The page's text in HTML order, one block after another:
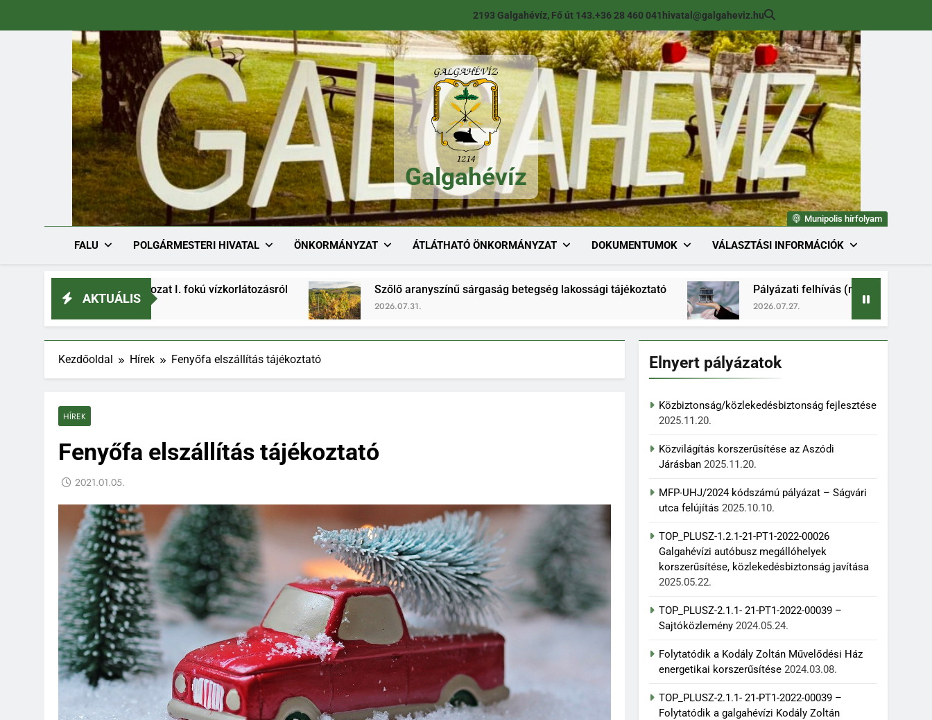
2193 Galgahévíz, Fő út 143.+36 28 460 041 hivatal@galgaheviz.hu
Galgahévíz
Galgahévíz
Munipolis hírfolyam
FALU POLGÁRMESTERI HIVATAL ÖNKORMÁNYZAT ÁTLÁTHATÓ ÖNKORMÁNYZAT DOKUMENTUMOK VÁLASZTÁSI INFORMÁCIÓK
AKTUÁLIS
1/2026. határozat I. fokú vízkorlátozásról Szőlő aranyszínű sárgaság betegség lakossági tájékoztató
2026.07.31.
Pályázati felhívás (módosított) ingatlan
2026.07.27.
Kezdőoldal Hírek Fenyőfa elszállítás tájékoztató
HÍREK
Fenyőfa elszállítás tájékoztató
2021.01.05.
Elnyert pályázatok
Közbiztonság/közlekedésbiztonság fejlesztése
2025.11.20.
Közvilágítás korszerűsítése az Aszódi
Járásban 2025.11.20.
MFP-UHJ/2024 kódszámú pályázat – Ságvári
utca felújítás 2025.10.10.
TOP_PLUSZ-1.2.1-21-PT1-2022-00026
Galgahévízi autóbusz megállóhelyek
korszerűsítése, közlekedésbiztonság javítása
2025.05.22.
TOP_PLUSZ-2.1.1- 21-PT1-2022-00039 –
Sajtóközlemény 2024.05.24.
Folytatódik a Kodály Zoltán Művelődési Ház
energetikai korszerűsítése 2024.03.08.
TOP_PLUSZ-2.1.1- 21-PT1-2022-00039 –
Folytatódik a galgahévízi Kodály Zoltán